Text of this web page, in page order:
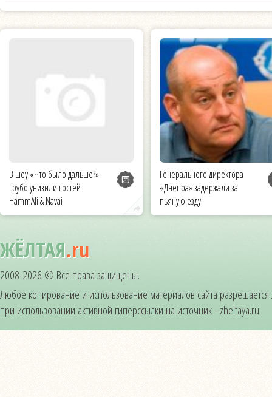
В шоу «Что было дальше?»
грубо унизили гостей
HammAli & Navai
Генерального директора
«Днепра» задержали за
пьяную езду
ЖЁЛТАЯ.ru
2008-2026 © Все права защищены.
Любое копирование и использование материалов сайта
при использовании активной гиперссылки на источник - zheltaya.ru